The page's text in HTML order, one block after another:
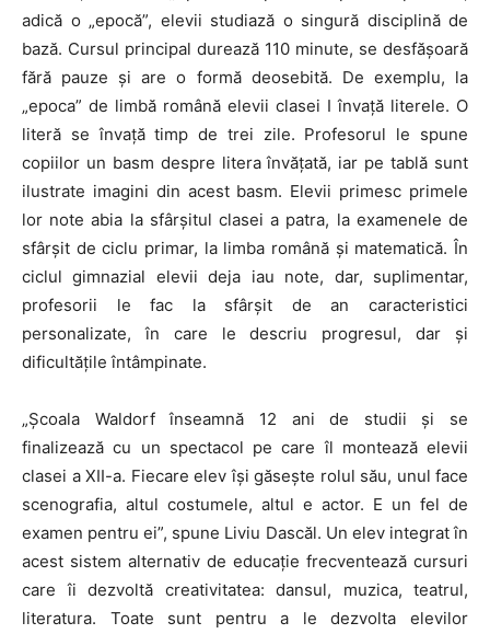
adică o „epocă”, elevii studiază o singură disciplină de
bază. Cursul principal durează 110 minute, se desfășoară
fără pauze și are o formă deosebită. De exemplu, la
„epoca” de limbă română elevii clasei I învață literele. O
literă se învață timp de trei zile. Profesorul le spune
copiilor un basm despre litera învățată, iar pe tablă sunt
ilustrate imagini din acest basm. Elevii primesc primele
lor note abia la sfârșitul clasei a patra, la examenele de
sfârșit de ciclu primar, la limba română și matematică. În
ciclul gimnazial elevii deja iau note, dar, suplimentar,
profesorii le fac la sfârșit de an caracteristici
personalizate, în care le descriu progresul, dar și
dificultățile întâmpinate.
„Școala Waldorf înseamnă 12 ani de studii și se
finalizează cu un spectacol pe care îl montează elevii
clasei a XII-a. Fiecare elev își găsește rolul său, unul face
scenografia, altul costumele, altul e actor. E un fel de
examen pentru ei”, spune Liviu Dascăl. Un elev integrat în
acest sistem alternativ de educație frecventează cursuri
care îi dezvoltă creativitatea: dansul, muzica, teatrul,
literatura. Toate sunt pentru a le dezvolta elevilor